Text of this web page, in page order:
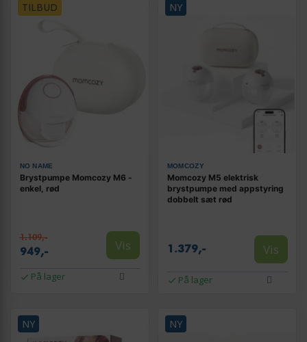
TILBUD
NO NAME
Brystpumpe Momcozy M6 -
enkel, rød
1.109,-
949,- Vis
På lager
NY
MOMCOZY
Momcozy M5 elektrisk
brystpumpe med appstyring
dobbelt sæt rød
1.379,- Vis
På lager
NY NY